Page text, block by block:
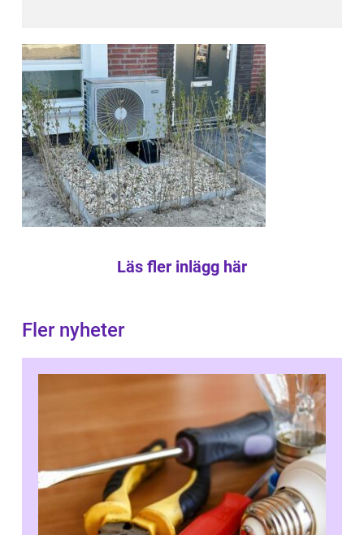
Läs fler inlägg här
Fler nyheter